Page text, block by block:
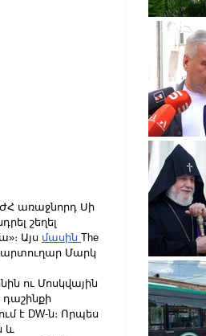
առաջնորդ Սի
շեղել
Այս մասին The
քարտուղար Մարկ
ու Մոսկվային
դաշինքի
է DW-ն։ Որպես
և